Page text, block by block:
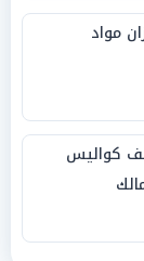
مواد
كواليس